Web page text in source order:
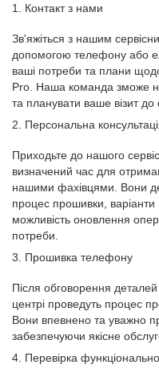
1. Контакт з нами
Зв'яжіться з нашим
допомогою телефону або
ваші потреби та плани
Pro. Наша команда зможе
та планувати ваше візит до
2. Персональна
Приходьте до нашого
визначений час для
нашими фахівцями. Вони
процес прошивки,
можливість оновлення
потреби.
3. Прошивка телефону
Після обговорення
центрі проведуть процес
Вони впевнено та уважно
забезпечуючи якісне
4. Перевірка